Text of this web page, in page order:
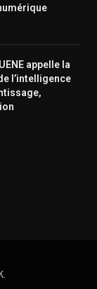
appelle la
l’intelligence
.